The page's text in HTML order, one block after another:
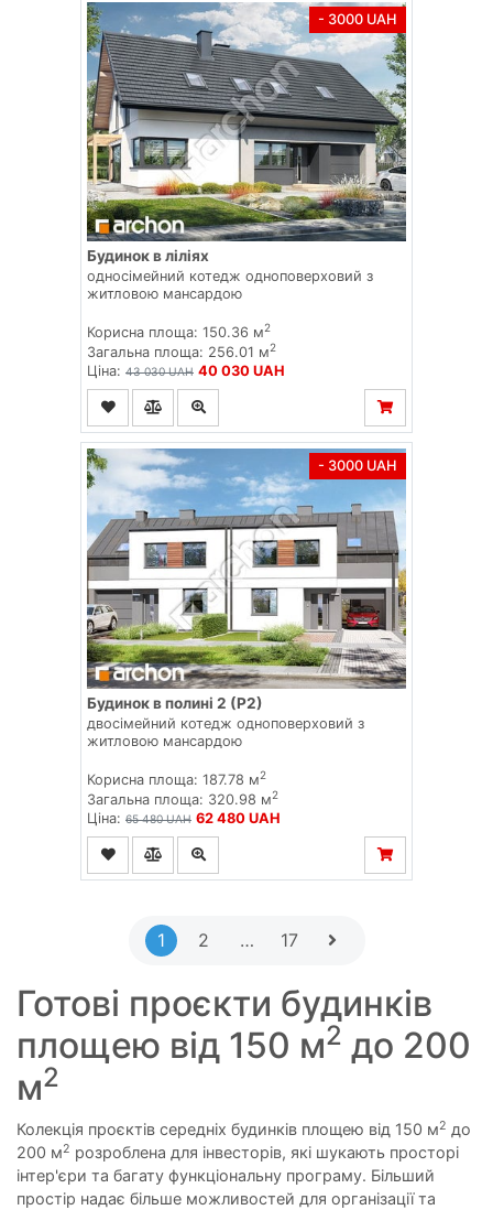
- 3000 UAH
Будинок в ліліях
односімейний котедж одноповерховий з
житловою мансардою
Корисна площа: 150.36 м2
Загальна площа: 256.01 м2
Ціна: 43 030 UAH 40 030 UAH
- 3000 UAH
Будинок в полині 2 (Р2)
двосімейний котедж одноповерховий з
житловою мансардою
Корисна площа: 187.78 м2
Загальна площа: 320.98 м2
Ціна: 65 480 UAH 62 480 UAH
1 2 … 17
Готові проєкти будинків
площею від 150 м2 до 200
м2
Колекція проєктів середніх будинків площею від 150 м2 до
200 м2 розроблена для інвесторів, які шукають просторі
інтер'єри та багату функціональну програму. Більший
простір надає більше можливостей для організації та